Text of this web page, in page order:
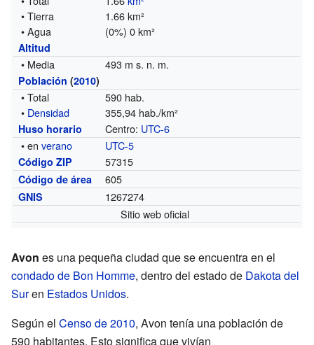
• Tierra
1.66 km²
• Agua
(0%) 0 km²
Altitud
• Media 493 m s. n. m.
Población (2010)
• Total
590 hab.
• Densidad 355,94 hab./km²
Huso horario Centro: UTC-6
• enverano UTC-5
Código ZIP 57315
Código de área 605
GNIS
1267274
Sitio web oficial
Avon es una pequeña ciudad que se encuentra en el
condado de Bon Homme, dentro del estado de Dakota del
Suren Estados Unidos.
Según el Censo de 2010, Avon tenía una población de
590 habitantes. Esto significa que vivían